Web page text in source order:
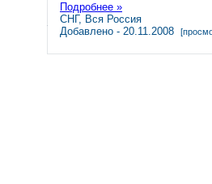
Подробнее »
СНГ, Вся Россия
Добавлено - 20.11.2008